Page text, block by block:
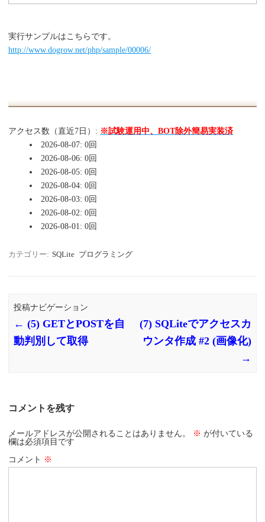
実行サンプルはこちらです。
http://www.dogrow.net/php/sample/00006/
アクセス数（直近7日）: ※試験運用中、BOT除外簡易実装済
2026-08-07: 0回
2026-08-06: 0回
2026-08-05: 0回
2026-08-04: 0回
2026-08-03: 0回
2026-08-02: 0回
2026-08-01: 0回
カテゴリー: SQLite プログラミング
投稿ナビゲーション
← (5) GETとPOSTを自
動判別して取得
(7) SQLiteでアクセスカ
ウンタ作成 #2 (画像化)
→
コメントを残す
メールアドレスが公開されることはありません。 ※ が付いている
欄は必須項目です
コメント ※